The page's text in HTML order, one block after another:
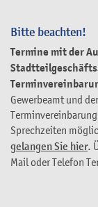
Bitte beachten!
Termine mit der
Gewerbeamt und
Sprechzeiten
gelangen Sie hier.
Mail oder Telefon